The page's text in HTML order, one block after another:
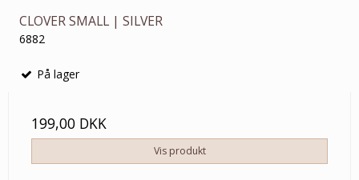
CLOVER SMALL | SILVER
6882
På lager
199,00 DKK
Vis produkt